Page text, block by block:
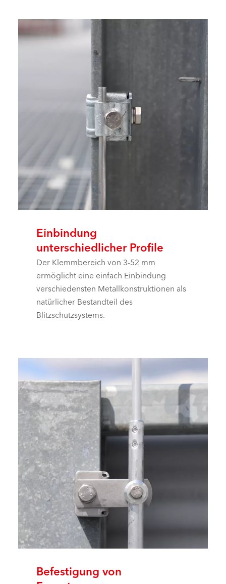
Einbindung
unterschiedlicher Profile
Der Klemmbereich von 3-52 mm
ermöglicht eine einfach Einbindung
verschiedensten Metallkonstruktionen als
natürlicher Bestandteil des
Blitzschutzsystems.
Befestigung von